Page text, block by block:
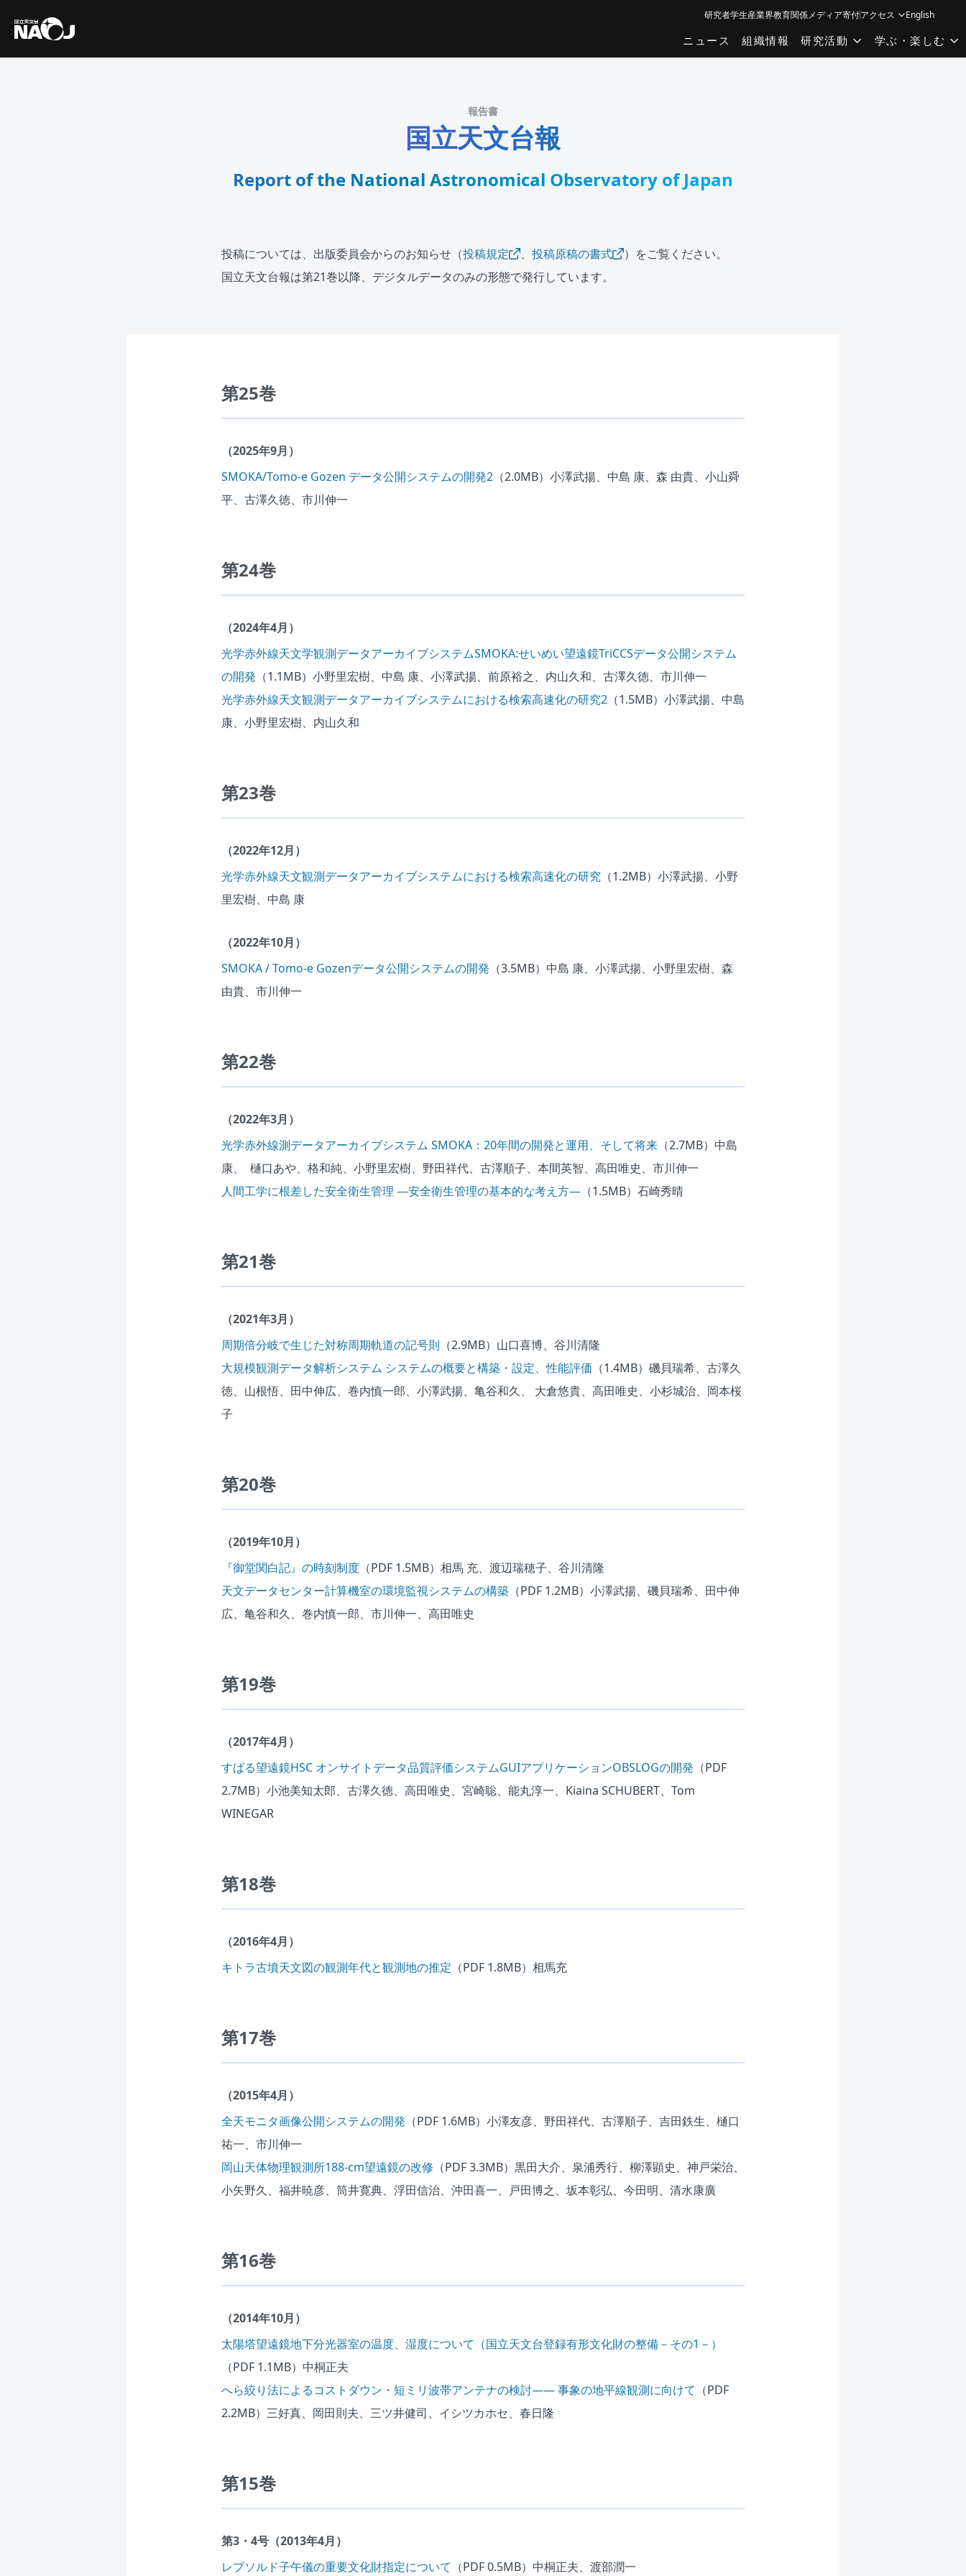
ニュース 組織情報 研究活動 学ぶ・楽しむ
研究者学生産業界教育関係メディア寄付アクセス English
報告書
国立天文台報
Report of the National Astronomical Observatory of Japan
投稿については、出版委員会からのお知らせ（投稿規定 、 投稿原稿の書式
）をご覧ください。
国立天文台報は第21巻以降、デジタルデータのみの形態で発行しています。
第25巻
（2025年9月）
SMOKA/Tomo-e Gozen データ公開システムの開発2 （2.0MB） 小澤武揚、中島 康、森 由貴、小山舜
平、古澤久徳、市川伸一
第24巻
（2024年4月）
光学赤外線天文学観測データアーカイブシステムSMOKA:せいめい望遠鏡TriCCSデータ公開システム
の開発 （1.1MB） 小野里宏樹、中島 康、小澤武揚、前原裕之、内山久和、古澤久徳、市川伸一
光学赤外線天文観測データアーカイブシステムにおける検索高速化の研究2 （1.5MB） 小澤武揚、中島
康、小野里宏樹、内山久和
第23巻
（2022年12月）
光学赤外線天文観測データアーカイブシステムにおける検索高速化の研究 （1.2MB） 小澤武揚、小野
里宏樹、中島 康
（2022年10月）
SMOKA / Tomo-e Gozenデータ公開システムの開発 （3.5MB） 中島 康、小澤武揚、小野里宏樹、森
由貴、市川伸一
第22巻
（2022年3月）
光学赤外線測データアーカイブシステム SMOKA：20年間の開発と運用、そして将来 （2.7MB） 中島
康、 樋口あや、格和純、小野里宏樹、野田祥代、古澤順子、本間英智、高田唯史、市川伸一
人間工学に根差した安全衛生管理 ―安全衛生管理の基本的な考え方― （1.5MB） 石崎秀晴
第21巻
（2021年3月）
周期倍分岐で生じた対称周期軌道の記号則 （2.9MB） 山口喜博、谷川清隆
大規模観測データ解析システム システムの概要と構築・設定、性能評価 （1.4MB） 磯貝瑞希、古澤久
徳、山根悟、田中伸広、巻内慎一郎、小澤武揚、亀谷和久、 大倉悠貴、高田唯史、小杉城治、岡本桜
子
第20巻
（2019年10月）
『御堂関白記』の時刻制度 （PDF 1.5MB） 相馬 充、渡辺瑞穂子、谷川清隆
天文データセンター計算機室の環境監視システムの構築 （PDF 1.2MB） 小澤武揚、磯貝瑞希、田中伸
広、亀谷和久、巻内慎一郎、市川伸一、高田唯史
第19巻
（2017年4月）
すばる望遠鏡HSC オンサイトデータ品質評価システムGUIアプリケーションOBSLOGの開発 （PDF
2.7MB） 小池美知太郎、古澤久徳、高田唯史、宮崎聡、能丸淳一、Kiaina SCHUBERT、Tom
WINEGAR
第18巻
（2016年4月）
キトラ古墳天文図の観測年代と観測地の推定 （PDF 1.8MB） 相馬充
第17巻
（2015年4月）
全天モニタ画像公開システムの開発 （PDF 1.6MB） 小澤友彦、野田祥代、古澤順子、吉田鉄生、樋口
祐一、市川伸一
岡山天体物理観測所188-cm望遠鏡の改修 （PDF 3.3MB） 黒田大介、泉浦秀行、柳澤顕史、神戸栄治、
小矢野久、福井暁彦、筒井寛典、浮田信治、沖田喜一、戸田博之、坂本彰弘、今田明、清水康廣
第16巻
（2014年10月）
太陽塔望遠鏡地下分光器室の温度、湿度について（国立天文台登録有形文化財の整備－その1－）
（PDF 1.1MB） 中桐正夫
へら絞り法によるコストダウン・短ミリ波帯アンテナの検討―― 事象の地平線観測に向けて （PDF
2.2MB） 三好真、岡田則夫、三ツ井健司、イシツカホセ、春日隆
第15巻
第3・4号（2013年4月）
レプソルド子午儀の重要文化財指定について （PDF 0.5MB） 中桐正夫、渡部潤一